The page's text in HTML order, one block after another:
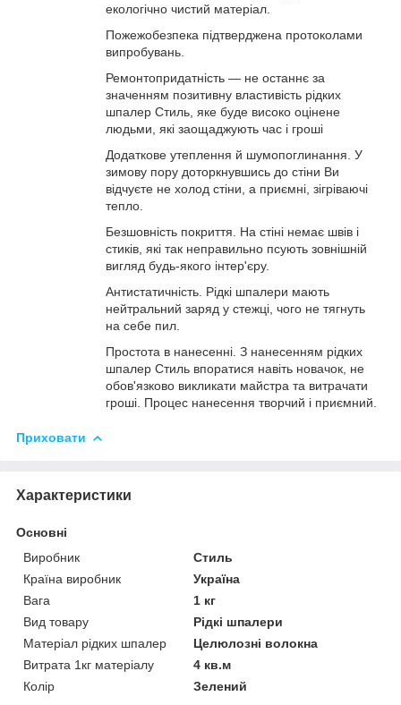
екологічно чистий матеріал.
Пожежобезпека підтверджена протоколами
випробувань.
Ремонтопридатність — не останнє за
значенням позитивну властивість рідких
шпалер Стиль, яке буде високо оцінене
людьми, які заощаджують час і гроші
Додаткове утеплення й шумопоглинання. У
зимову пору доторкнувшись до стіни Ви
відчуєте не холод стіни, а приємні, зігріваючі
тепло.
Безшовність покриття. На стіні немає швів і
стиків, які так неправильно псують зовнішній
вигляд будь-якого інтер'єру.
Антистатичність. Рідкі шпалери мають
нейтральний заряд у стежці, чого не тягнуть
на себе пил.
Простота в нанесенні. З нанесенням рідких
шпалер Стиль впоратися навіть новачок, не
обов'язково викликати майстра та витрачати
гроші. Процес нанесення творчий і приємний.
Приховати
Характеристики
Основні
Виробник
Стиль
Країна виробник
Україна
Вага
1 кг
Вид товару
Рідкі шпалери
Матеріал рідких шпалер
Целюлозні волокна
Витрата 1кг матеріалу
4 кв.м
Колір
Зелений